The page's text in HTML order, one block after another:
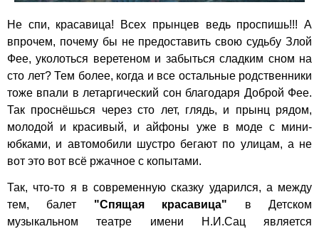
Не спи, красавица! Всех прынцев ведь проспишь!!! А
впрочем, почему бы не предоставить свою судьбу Злой
Фее, уколоться веретеном и забыться сладким сном на
сто лет? Тем более, когда и все остальные родственники
тоже впали в летаргический сон благодаря Доброй Фее.
Так проснёшься через сто лет, глядь, и прынц рядом,
молодой и красивый, и айфоны уже в моде с мини-
юбками, и автомобили шустро бегают по улицам, а не
вот это вот всё ржачное с копытами.
Так, что-то я в современную сказку ударился, а между
тем, балет "Спящая красавица" вДетском
музыкальном театре имени Н.И.Сац является